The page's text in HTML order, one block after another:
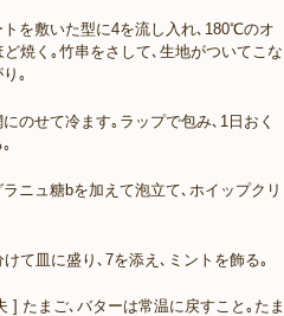
トを敷いた型に4を流し入れ､180℃のオ
ど焼く｡竹串をさして､生地がついてこな
｡
のせて冷ます｡ラップで包み､1日おく
ニュ糖bを加えて泡立て､ホイップクリ
て皿に盛り､7を添え､ミントを飾る｡
] たまご､バターは常温に戻すこと｡たま